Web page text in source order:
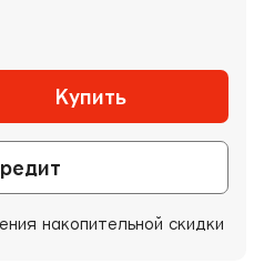
Купить
накопительной скидки